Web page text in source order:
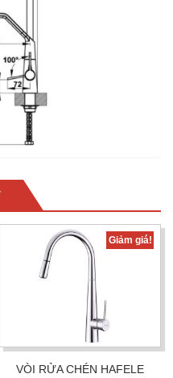
Giảm giá!
VÒI RỬA CHÉN HAFELE